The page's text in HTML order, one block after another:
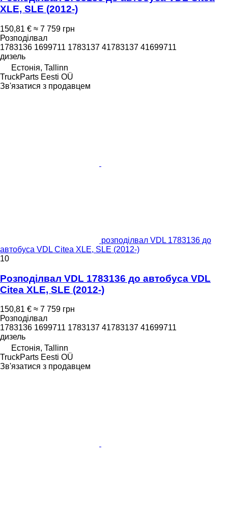
XLE, SLE (2012-)
150,81 € ≈ 7 759 грн
Розподілвал
1783136 1699711 1783137 41783137 41699711
дизель
Естонія, Tallinn
TruckParts Eesti OÜ
Зв'язатися з продавцем
розподілвал VDL 1783136 до
автобуса VDL Citea XLE, SLE (2012-)
10
Розподілвал VDL 1783136 до автобуса VDL
Citea XLE, SLE (2012-)
150,81 € ≈ 7 759 грн
Розподілвал
1783136 1699711 1783137 41783137 41699711
дизель
Естонія, Tallinn
TruckParts Eesti OÜ
Зв'язатися з продавцем